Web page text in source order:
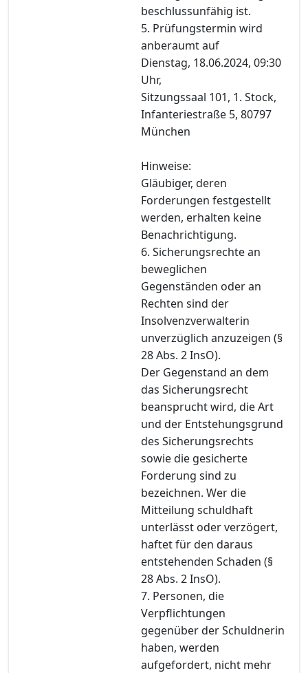
beschlussunfähig ist.
5. Prüfungstermin wird
anberaumt auf
Dienstag, 18.06.2024, 09:30
Uhr,
Sitzungssaal 101, 1. Stock,
Infanteriestraße 5, 80797
München
Hinweise:
Gläubiger, deren
Forderungen festgestellt
werden, erhalten keine
Benachrichtigung.
6. Sicherungsrechte an
beweglichen
Gegenständen oder an
Rechten sind der
Insolvenzverwalterin
unverzüglich anzuzeigen (§
28 Abs. 2 InsO).
Der Gegenstand an dem
das Sicherungsrecht
beansprucht wird, die Art
und der Entstehungsgrund
des Sicherungsrechts
sowie die gesicherte
Forderung sind zu
bezeichnen. Wer die
Mitteilung schuldhaft
unterlässt oder verzögert,
haftet für den daraus
entstehenden Schaden (§
28 Abs. 2 InsO).
7. Personen, die
Verpflichtungen
gegenüber der Schuldnerin
haben, werden
aufgefordert, nicht mehr